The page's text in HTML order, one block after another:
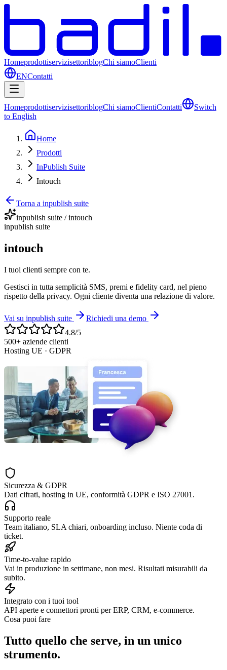
HomeprodottiservizisettoriblogChi siamoClienti
ENContatti
HomeprodottiservizisettoriblogChi siamoClientiContatti
Switch
to English
Home
Prodotti
InPublish Suite
Intouch
Torna a inpublish suite
inpublish suite / intouch
inpublish suite
intouch
I tuoi clienti sempre con te.
Gestisci in tutta semplicità SMS, premi e fidelity card, nel pieno
rispetto della privacy. Ogni cliente diventa una relazione di valore.
Vai su inpublish suite
Richiedi una demo
4.8/5
500+ aziende clienti
Hosting UE · GDPR
Sicurezza & GDPR
Dati cifrati, hosting in UE, conformità GDPR e ISO 27001.
Supporto reale
Team italiano, SLA chiari, onboarding incluso. Niente coda di
ticket.
Time-to-value rapido
Vai in produzione in settimane, non mesi. Risultati misurabili da
subito.
Integrato con i tuoi tool
API aperte e connettori pronti per ERP, CRM, e-commerce.
Cosa puoi fare
Tutto quello che serve, in un unico
strumento.